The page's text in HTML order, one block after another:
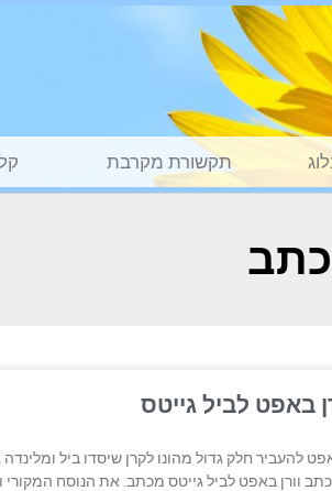
תקשורת מקרבת
באפט לביל גייטס
להעביר חלק גדול מהונו לקרן שיסדו ביל
בעולם. ב 2 /12/2016 כתב וורן באפט לביל גייטס מכתב. את